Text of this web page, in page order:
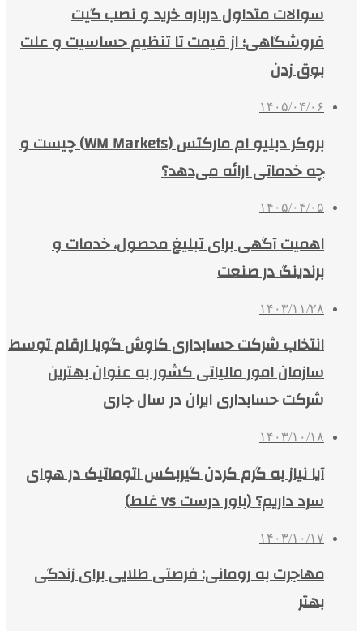
سوالات متداول درباره خرید و نصب گیت
فروشگاهی؛ از قیمت تا تنظیم حساسیت و علت
بوق زدن
۱۴۰۵/۰۴/۰۶
بروکر دبلیو ام مارکتس (WM Markets) چیست و
چه خدماتی ارائه می‌دهد؟
۱۴۰۵/۰۴/۰۵
اهمیت آگهی برای تبلیغ محصول، خدمات و
برندینگ در صنعت
۱۴۰۳/۱۱/۲۸
انتخاب شرکت حسابداری کاوش گویا ارقام توسط
سازمان امور مالیاتی کشور به عنوان بهترین
شرکت حسابداری ایران در سال جاری
۱۴۰۳/۱۰/۱۸
آیا نیاز به گرم کردن گیربکس اتوماتیک در هوای
سرد داریم؟ (باور درست vs غلط)
۱۴۰۳/۱۰/۱۷
مهاجرت به رومانی: فرصتی طلایی برای زندگی
بهتر